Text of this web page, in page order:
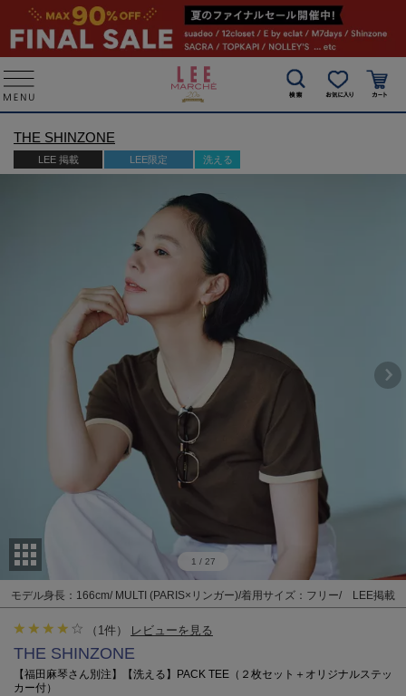
THE SHINZONE
LEE 掲載 LEE限定 洗える
1 / 27
モデル身長：166cm/ MULTI (PARIS×リンガー)/着用サイズ：フリー/ LEE掲載
（ 1件） レビューを見る
THE SHINZONE
【福田麻琴さん別注】【洗える】PACK TEE（２枚セット＋オリジナルステッ
カー付）